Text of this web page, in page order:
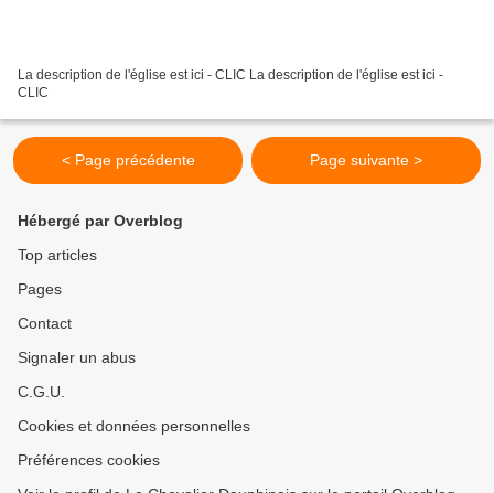
La description de l'église est ici - CLIC La description de l'église est ici -
CLIC
< Page précédente Page suivante >
Hébergé par Overblog
Top articles
Pages
Contact
Signaler un abus
C.G.U.
Cookies et données personnelles
Préférences cookies